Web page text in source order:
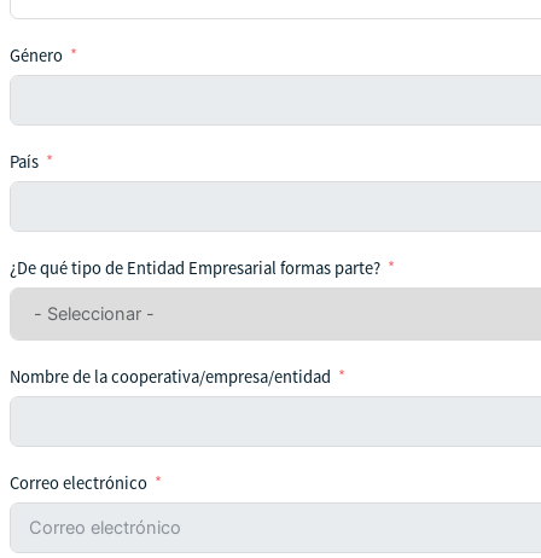
Género
País
¿De qué tipo de Entidad Empresarial formas parte?
Nombre de la cooperativa/empresa/entidad
Correo electrónico